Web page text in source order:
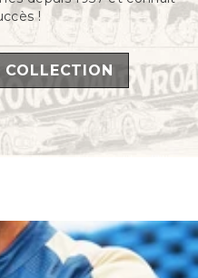
!
COLLECTION